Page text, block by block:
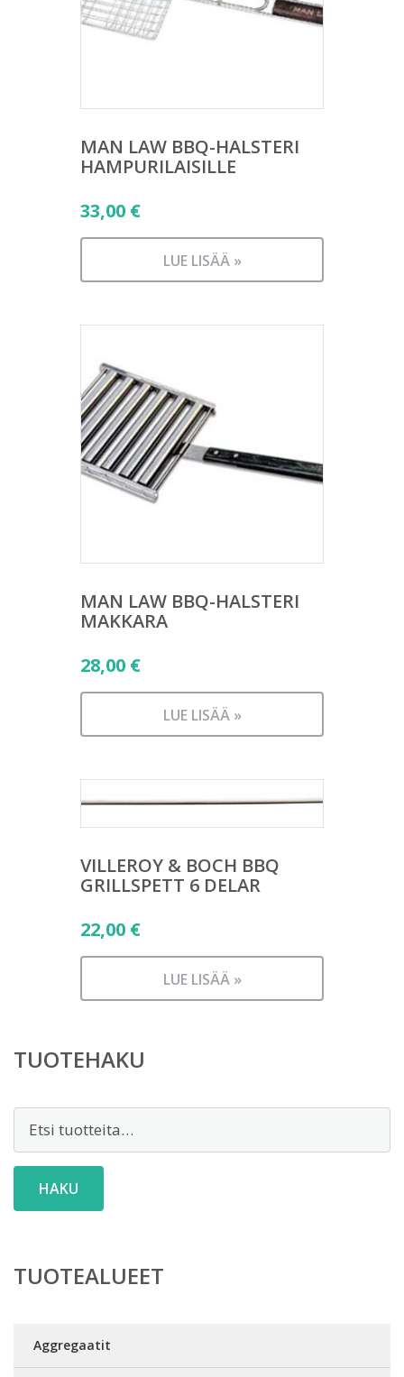
MAN LAW BBQ-HALSTERI
HAMPURILAISILLE
33,00 €
LUE LISÄÄ »
MAN LAW BBQ-HALSTERI
MAKKARA
28,00 €
LUE LISÄÄ »
VILLEROY & BOCH BBQ
GRILLSPETT 6 DELAR
22,00 €
LUE LISÄÄ »
TUOTEHAKU
Etsi:
HAKU
TUOTEALUEET
Aggregaatit